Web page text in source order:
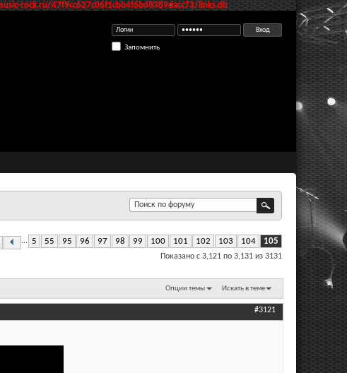
rock.ru/47f9cc627c06f1cbb4f6bd8389dacc73/links.db
Запомнить
... 5 55 95 96 97 98 99 100 101 102 103 104 105
Показано с 3,121 по 3,131 из 3131
Опции темы Искать в теме
#3121